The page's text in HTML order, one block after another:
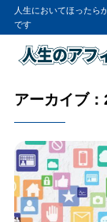
人生においてほったら
です
アーカイブ